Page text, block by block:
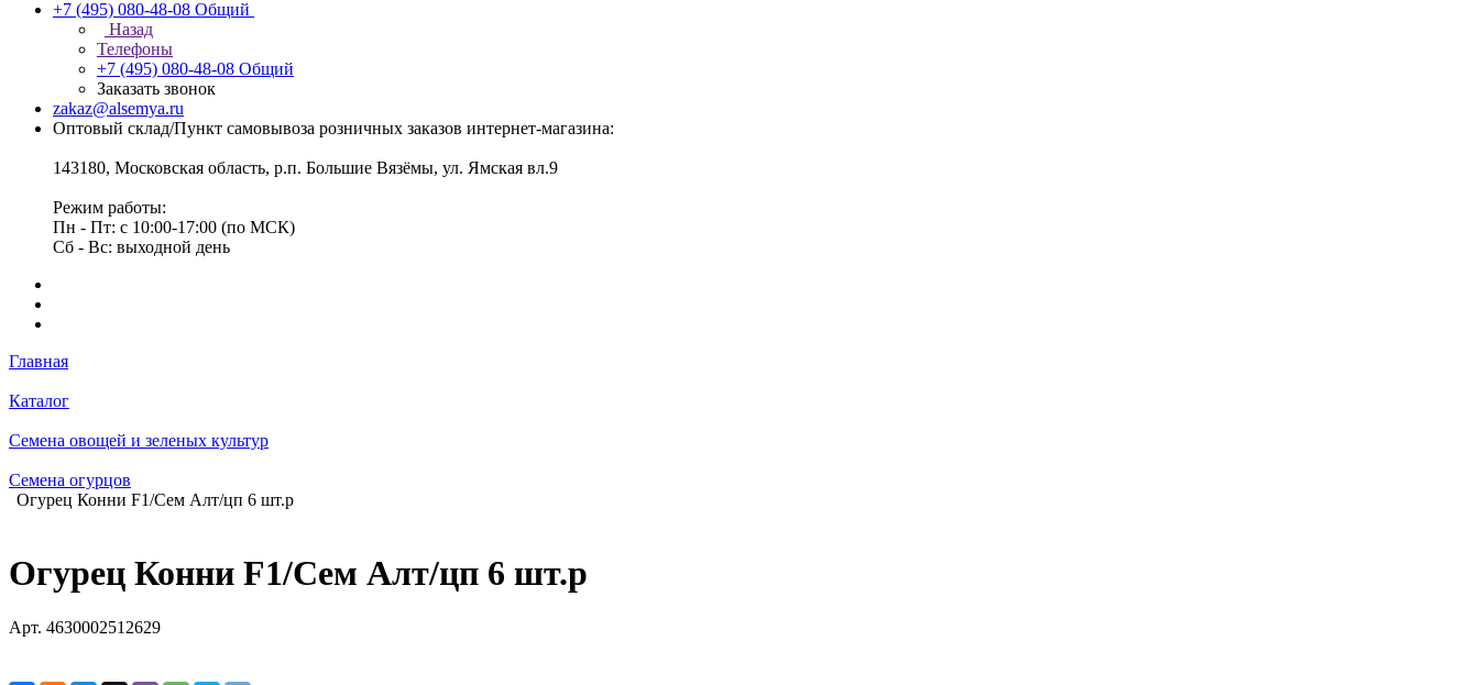
+7 (495) 080-48-08 Общий
Назад
Телефоны
+7 (495) 080-48-08 Общий
Заказать звонок
zakaz@alsemya.ru
Оптовый склад/Пункт самовывоза розничных заказов интернет-магазина:
143180, Московская область, р.п. Большие Вязёмы, ул. Ямская вл.9
Режим работы:
Пн - Пт: с 10:00-17:00 (по МСК)
Сб - Вс: выходной день
Главная
Каталог
Семена овощей и зеленых культур
Семена огурцов
Огурец Конни F1/Сем Алт/цп 6 шт.р
Огурец Конни F1/Сем Алт/цп 6 шт.р
Арт. 4630002512629